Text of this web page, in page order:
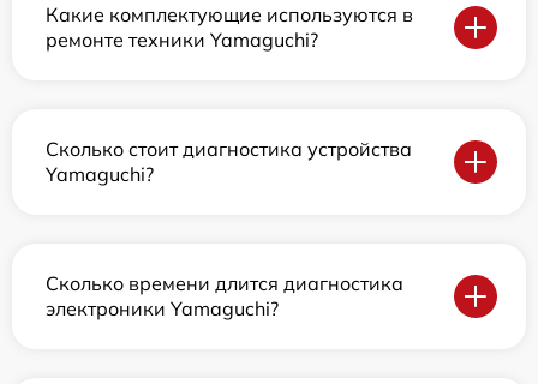
Какие комплектующие используются в
ремонте техники Yamaguchi?
Сколько стоит диагностика устройства
Yamaguchi?
Сколько времени длится диагностика
электроники Yamaguchi?